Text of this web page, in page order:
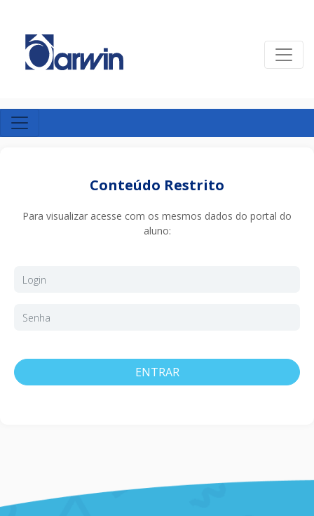
Conteúdo Restrito
Para visualizar acesse com os mesmos dados do portal do
aluno:
ENTRAR